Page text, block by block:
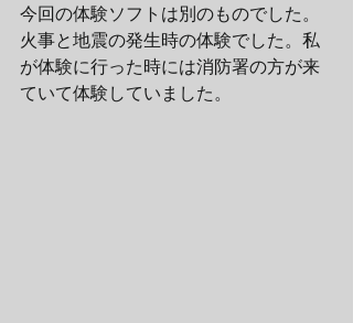
今回の体験ソフトは別のものでした。
火事と地震の発生時の体験でした。私
が体験に行った時には消防署の方が来
ていて体験していました。